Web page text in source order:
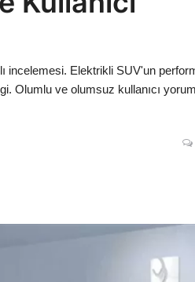
incelemesi. Elektrikli SUV'un
Olumlu ve olumsuz kullanıcı